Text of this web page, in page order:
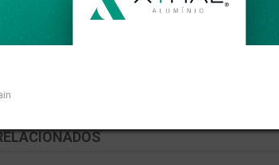
0,103kg/m.